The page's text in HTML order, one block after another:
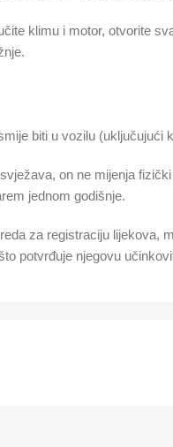
klimu i motor, otvorite
biti u vozilu (uključujući
on ne mijenja
jednom godišnje.
za registraciju lijekova,
potvrđuje njegovu